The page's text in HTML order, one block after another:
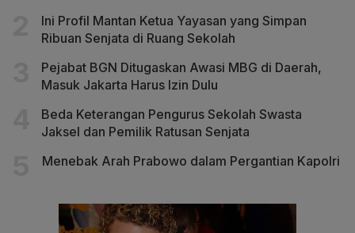
Ini Profil Mantan Ketua Yayasan yang Simpan
Ribuan Senjata di Ruang Sekolah
Pejabat BGN Ditugaskan Awasi MBG di Daerah,
Masuk Jakarta Harus Izin Dulu
Beda Keterangan Pengurus Sekolah Swasta
Jaksel dan Pemilik Ratusan Senjata
Menebak Arah Prabowo dalam Pergantian Kapolri